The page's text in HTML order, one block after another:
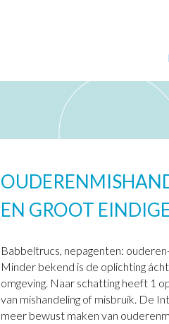
EN GROOT
Babbeltrucs, nepagenten:
Minder bekend is de oplichting
omgeving. Naar schatting heeft 1
van mishandeling of misbruik. De
meer bewust maken van